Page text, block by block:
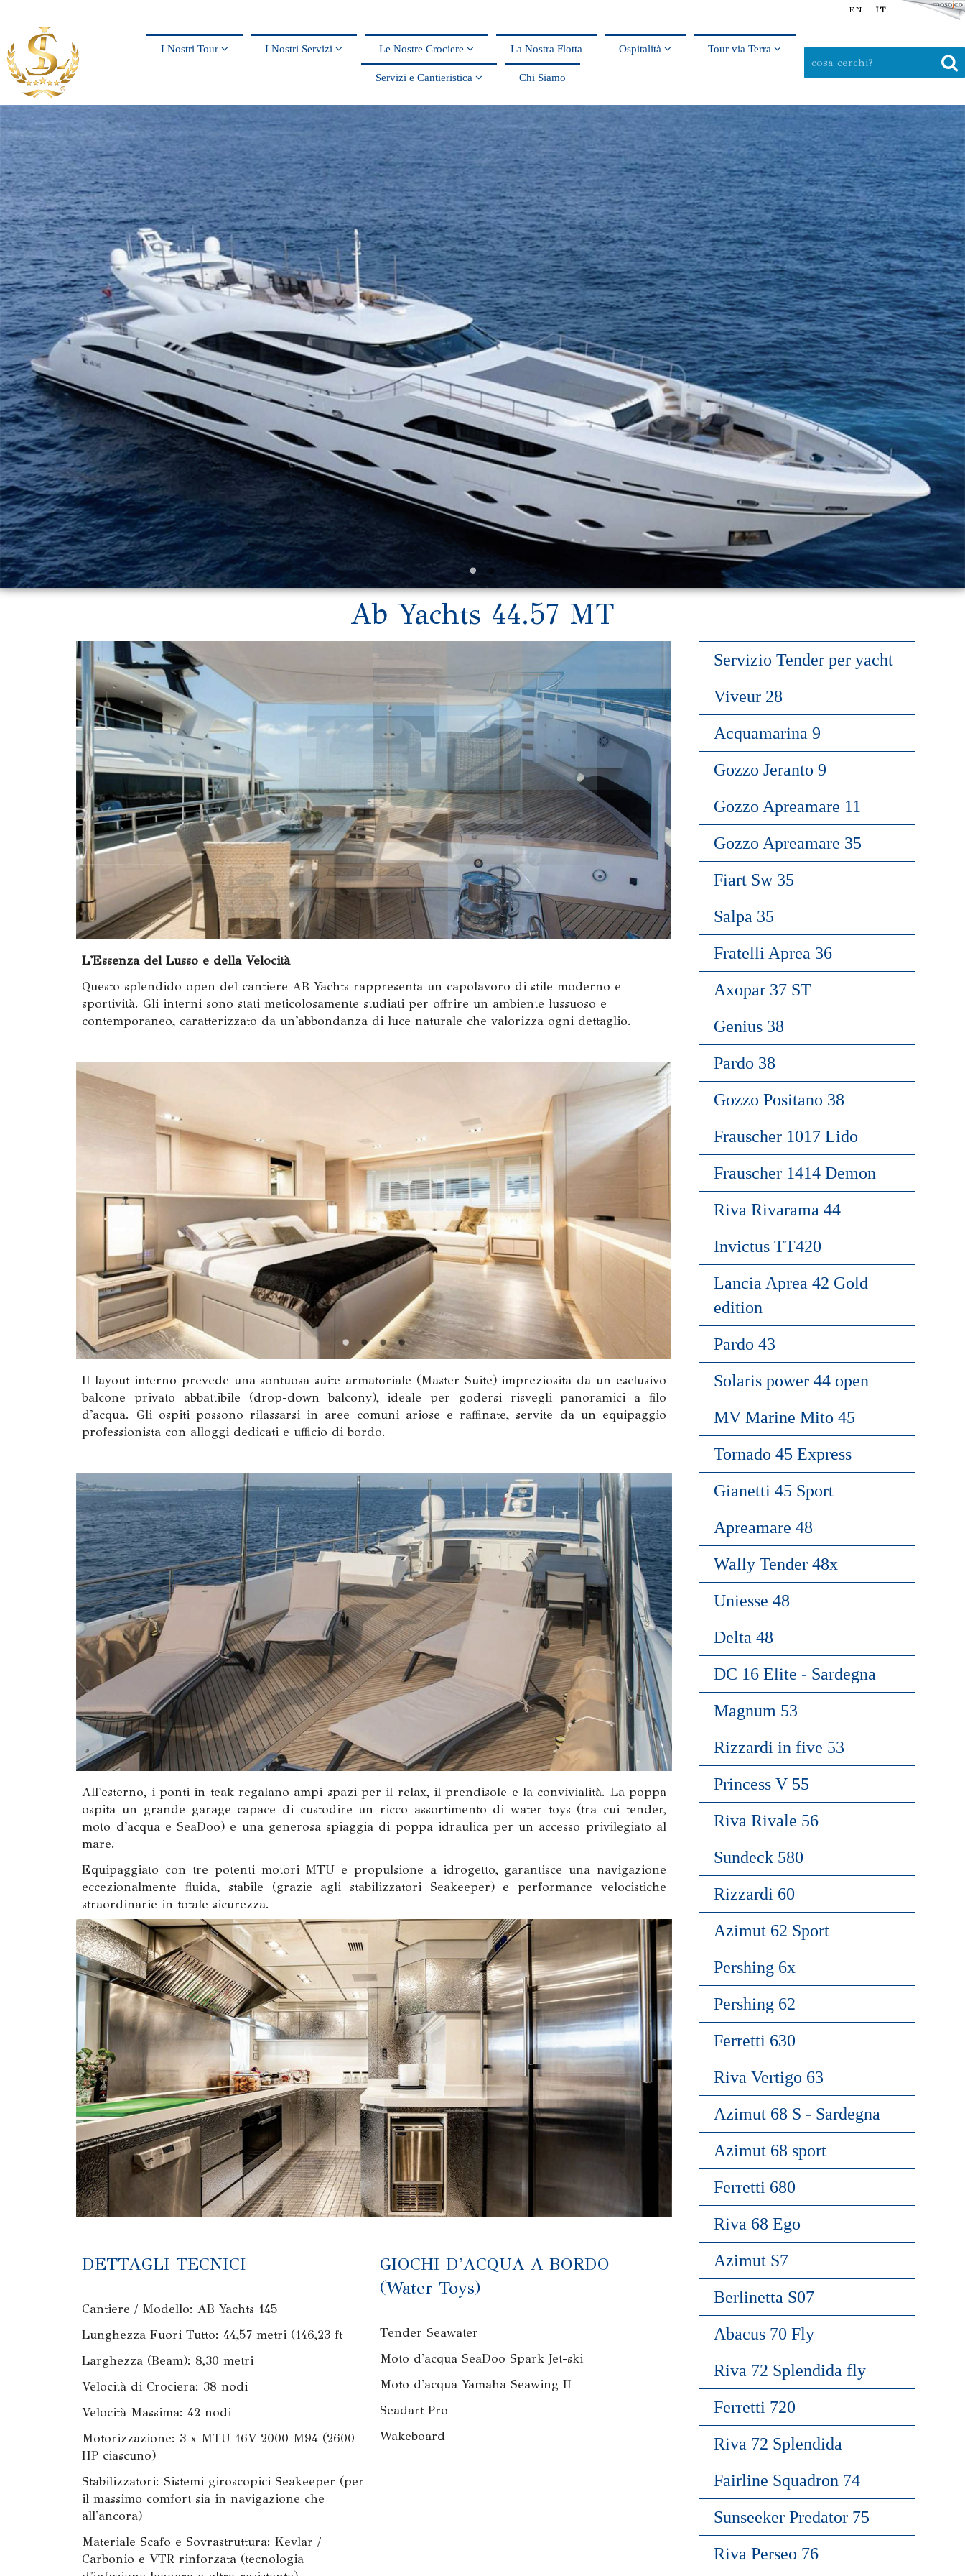
EN IT
I Nostri Tour I Nostri Servizi Le Nostre Crociere La Nostra Flotta Ospitalità Tour via Terra
Servizi e Cantieristica Chi Siamo
Ab Yachts 44.57 MT
L'Essenza del Lusso e della Velocità
Questo splendido open del cantiere AB Yachts rappresenta un capolavoro di stile moderno e
sportività. Gli interni sono stati meticolosamente studiati per offrire un ambiente lussuoso e
contemporaneo, caratterizzato da un'abbondanza di luce naturale che valorizza ogni dettaglio.
Il layout interno prevede una sontuosa suite armatoriale (Master Suite) impreziosita da un esclusivo
balcone privato abbattibile (drop-down balcony), ideale per godersi risvegli panoramici a filo
d'acqua. Gli ospiti possono rilassarsi in aree comuni ariose e raffinate, servite da un equipaggio
professionista con alloggi dedicati e ufficio di bordo.
All'esterno, i ponti in teak regalano ampi spazi per il relax, il prendisole e la convivialità. La poppa
ospita un grande garage capace di custodire un ricco assortimento di water toys (tra cui tender,
moto d'acqua e SeaDoo) e una generosa spiaggia di poppa idraulica per un accesso privilegiato al
mare.
Equipaggiato con tre potenti motori MTU e propulsione a idrogetto, garantisce una navigazione
eccezionalmente fluida, stabile (grazie agli stabilizzatori Seakeeper) e performance velocistiche
straordinarie in totale sicurezza.
DETTAGLI TECNICI
Cantiere / Modello: AB Yachts 145
Lunghezza Fuori Tutto: 44,57 metri (146,23 ft
Larghezza (Beam): 8,30 metri
Velocità di Crociera: 38 nodi
Velocità Massima: 42 nodi
Motorizzazione: 3 x MTU 16V 2000 M94 (2600
HP ciascuno)
Stabilizzatori: Sistemi giroscopici Seakeeper (per
il massimo comfort sia in navigazione che
all'ancora)
Materiale Scafo e Sovrastruttura: Kevlar /
Carbonio e VTR rinforzata (tecnologia
GIOCHI D'ACQUA A BORDO
(Water Toys)
Tender Seawater
Moto d'acqua SeaDoo Spark Jet-ski
Moto d'acqua Yamaha Seawing II
Seadart Pro
Wakeboard
Servizio Tender per yacht
Viveur 28
Acquamarina 9
Gozzo Jeranto 9
Gozzo Apreamare 11
Gozzo Apreamare 35
Fiart Sw 35
Salpa 35
Fratelli Aprea 36
Axopar 37 ST
Genius 38
Pardo 38
Gozzo Positano 38
Frauscher 1017 Lido
Frauscher 1414 Demon
Riva Rivarama 44
Invictus TT420
Lancia Aprea 42 Gold
edition
Pardo 43
Solaris power 44 open
MV Marine Mito 45
Tornado 45 Express
Gianetti 45 Sport
Apreamare 48
Wally Tender 48x
Uniesse 48
Delta 48
DC 16 Elite - Sardegna
Magnum 53
Rizzardi in five 53
Princess V 55
Riva Rivale 56
Sundeck 580
Rizzardi 60
Azimut 62 Sport
Pershing 6x
Pershing 62
Ferretti 630
Riva Vertigo 63
Azimut 68 S - Sardegna
Azimut 68 sport
Ferretti 680
Riva 68 Ego
Azimut S7
Berlinetta S07
Abacus 70 Fly
Riva 72 Splendida fly
Ferretti 720
Riva 72 Splendida
Fairline Squadron 74
Sunseeker Predator 75
Riva Perseo 76